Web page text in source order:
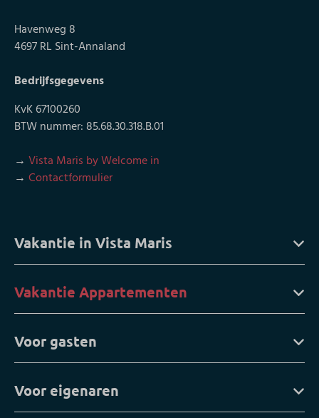
Havenweg 8
4697 RL Sint-Annaland
Bedrijfsgegevens
KvK 67100260
BTW nummer: 85.68.30.318.B.01
→ Vista Maris by Welcome in
→ Contactformulier
Vakantie in Vista Maris
Vakantie Appartementen
Voor gasten
Voor eigenaren